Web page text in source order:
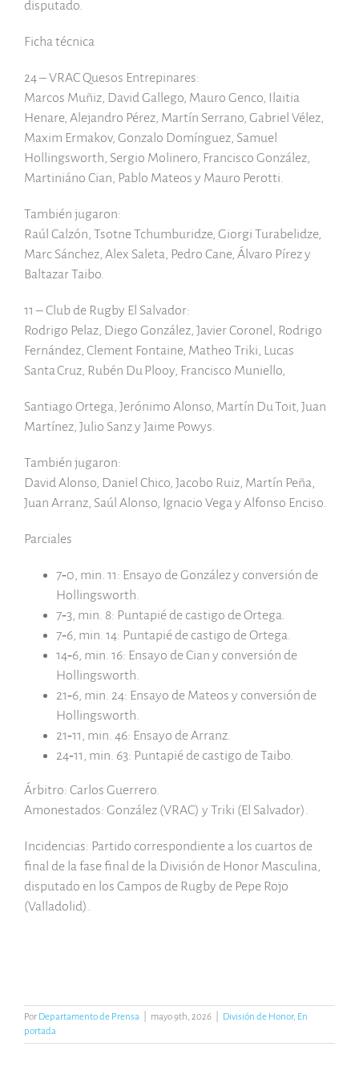
disputado.
Ficha técnica
24 – VRAC Quesos Entrepinares:
Marcos Muñiz, David Gallego, Mauro Genco, Ilaitia
Henare, Alejandro Pérez, Martín Serrano, Gabriel Vélez,
Maxim Ermakov, Gonzalo Domínguez, Samuel
Hollingsworth, Sergio Molinero, Francisco González,
Martiniáno Cian, Pablo Mateos y Mauro Perotti.
También jugaron:
Raúl Calzón, Tsotne Tchumburidze, Giorgi Turabelidze,
Marc Sánchez, Alex Saleta, Pedro Cane, Álvaro Pírez y
Baltazar Taibo.
11 – Club de Rugby El Salvador:
Rodrigo Pelaz, Diego González, Javier Coronel, Rodrigo
Fernández, Clement Fontaine, Matheo Triki, Lucas
Santa Cruz, Rubén Du Plooy, Francisco Muniello,
Santiago Ortega, Jerónimo Alonso, Martín Du Toit, Juan
Martínez, Julio Sanz y Jaime Powys.
También jugaron:
David Alonso, Daniel Chico, Jacobo Ruiz, Martín Peña,
Juan Arranz, Saúl Alonso, Ignacio Vega y Alfonso Enciso.
Parciales
7‑0, min. 11: Ensayo de González y conversión de
Hollingsworth.
7‑3, min. 8: Puntapié de castigo de Ortega.
7‑6, min. 14: Puntapié de castigo de Ortega.
14‑6, min. 16: Ensayo de Cian y conversión de
Hollingsworth.
21‑6, min. 24: Ensayo de Mateos y conversión de
Hollingsworth.
21‑11, min. 46: Ensayo de Arranz.
24‑11, min. 63: Puntapié de castigo de Taibo.
Árbitro: Carlos Guerrero.
Amonestados: González (VRAC) y Triki (El Salvador).
Incidencias: Partido correspondiente a los cuartos de
final de la fase final de la División de Honor Masculina,
disputado en los Campos de Rugby de Pepe Rojo
(Valladolid).
Por Departamento de Prensa mayo 9th, 2026 División de Honor, En
portada